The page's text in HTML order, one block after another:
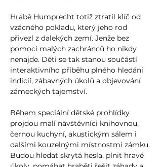
Hrabě Humprecht totiž ztratil klíč od
vzácného pokladu, který jeho rod
přivezl z dalekých zemí. Jenže bez
pomoci malých zachránců ho nikdy
nenajde. Děti se tak stanou součástí
interaktivního příběhu plného hledání
indicií, zábavných úkolů a objevování
zámeckých tajemství.
Během speciální dětské prohlídky
projdou malí návštěvníci knihovnou,
černou kuchyní, akustickým sálem i
dalšími kouzelnými místnostmi zámku.
Budou hledat skrytá hesla, plnit hravé